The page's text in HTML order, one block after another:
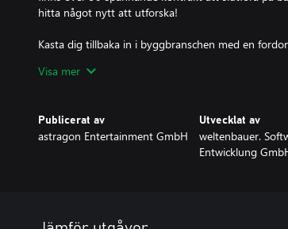
hitta något nytt att utforska!
Kasta dig tillbaka in i byggbranschen med en
motsvarigheter. Du kan se fram emot en färgstark
Caterpillar©, Kenworth, Liebherr, MAN, Mack
Group, har du nu möjlighet att använda maskiner
Doosan, Nooteboom, Scania, Schwing Stetter och
Trodde du det var allt? Långt ifrån! De
Visa mer
Publicerat av
astragon Entertainment GmbH
Utvecklat av
weltenbauer.
Entwicklung